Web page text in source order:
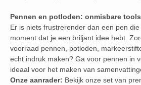
Pennen en potloden: onmisbare tools
Er is niets frustrerender dan een pen
moment dat je een briljant idee hebt.
voorraad pennen, potloden,
echt indruk maken? Ga voor pennen in
ideaal voor het maken van
Onze aanrader: Bekijk onze set van